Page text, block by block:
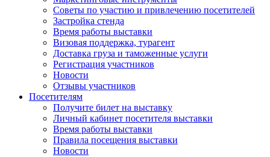
Советы по участию и привлечению посетителей
Застройка стенда
Время работы выставки
Визовая поддержка, турагент
Доставка груза и таможенные услуги
Регистрация участников
Новости
Отзывы участников
Посетителям
Получите билет на выставку
Личный кабинет посетителя выставки
Время работы выставки
Правила посещения выставки
Новости